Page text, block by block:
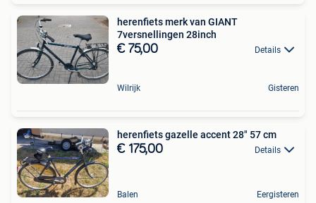
herenfiets merk van GIANT
7versnellingen 28inch
€ 75,00 Details
Wilrijk Gisteren
herenfiets gazelle accent 28" 57 cm
€ 175,00 Details
Balen Eergisteren